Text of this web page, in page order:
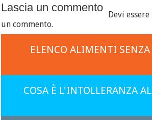
Lascia un commento
Devi essere
un commento.
ELENCO ALIMENTI
COSA È L'INTOLLERANZA